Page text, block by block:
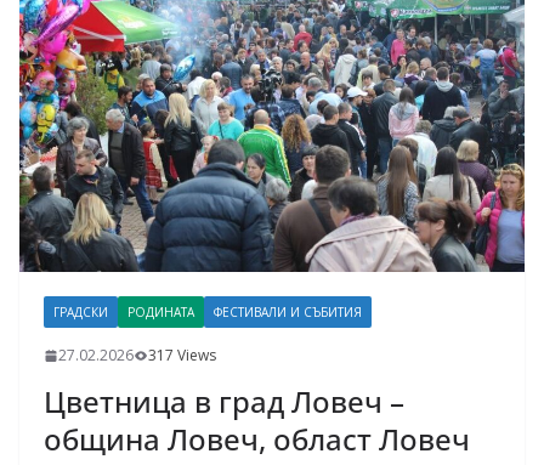
ГРАДСКИ РОДИНАТА ФЕСТИВАЛИ И СЪБИТИЯ
27.02.2026 317 Views
Цветница в град Ловеч –
община Ловеч, област Ловеч